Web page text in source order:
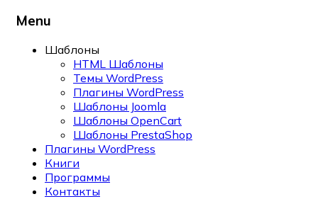
Menu
Шаблоны
HTML Шаблоны
Темы WordPress
Плагины WordPress
Шаблоны Joomla
Шаблоны OpenCart
Шаблоны PrestaShop
Плагины WordPress
Книги
Программы
Контакты